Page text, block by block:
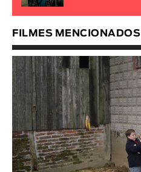
FILMES MENCIONADOS